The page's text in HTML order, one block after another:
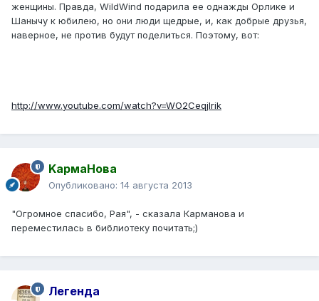
женщины. Правда, WildWind подарила ее однажды Орлике и
Шанычу к юбилею, но они люди щедрые, и, как добрые друзья,
наверное, не против будут поделиться. Поэтому, вот:
http://www.youtube.com/watch?v=WO2Ceqjlrik
KармаНова
Опубликовано: 14 августа 2013
"Огромное спасибо, Рая", - сказала Карманова и
переместилась в библиотеку почитать;)
Легенда